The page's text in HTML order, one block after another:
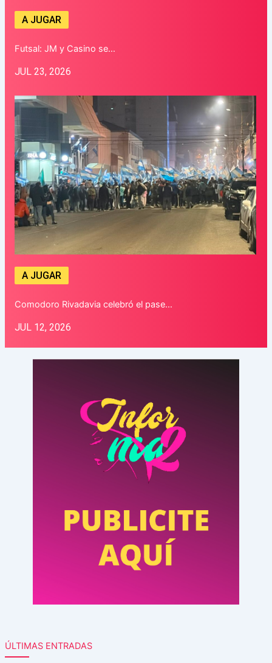
A JUGAR
Futsal: JM y Casino se…
JUL 23, 2026
A JUGAR
Comodoro Rivadavia celebró el pase…
JUL 12, 2026
ÚLTIMAS ENTRADAS